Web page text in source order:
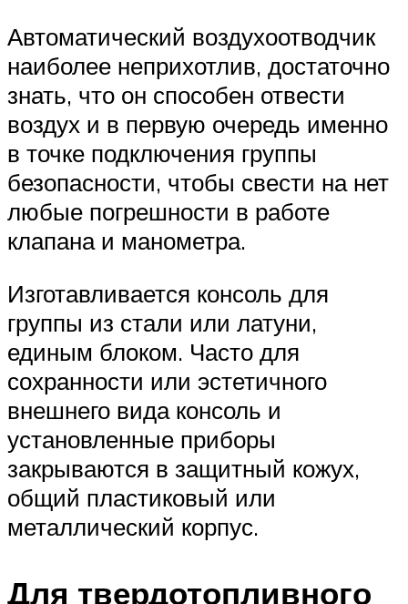
Автоматический воздухоотводчик
наиболее неприхотлив, достаточно
знать, что он способен отвести
воздух и в первую очередь именно
в точке подключения группы
безопасности, чтобы свести на нет
любые погрешности в работе
клапана и манометра.
Изготавливается консоль для
группы из стали или латуни,
единым блоком. Часто для
сохранности или эстетичного
внешнего вида консоль и
установленные приборы
закрываются в защитный кожух,
общий пластиковый или
металлический корпус.
Для твердотопливного